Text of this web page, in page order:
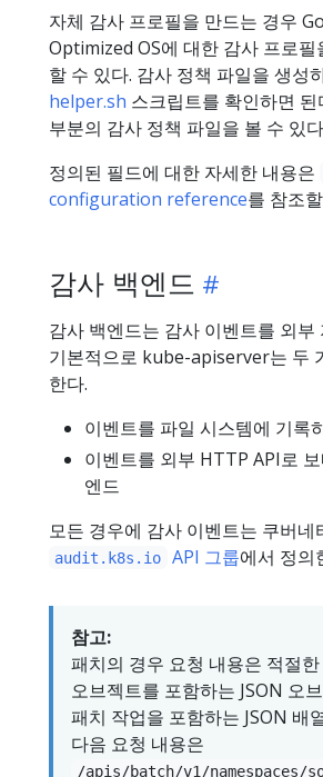
자체 감사 프로필을 만드는 경우
Optimized OS에 대한 감사 프로필
할 수 있다. 감사 정책 파일을 생성
helper.sh 스크립트를 확인하면 된
부분의 감사 정책 파일을 볼 수 있
정의된 필드에 대한 자세한 내용은
configuration reference를 참조
감사 백엔드
감사 백엔드는 감사 이벤트를 외부
기본적으로 kube-apiserver는 두
한다.
이벤트를 파일 시스템에 기록
이벤트를 외부 HTTP API로
엔드
모든 경우에 감사 이벤트는 쿠버네
audit.k8s.io API 그룹에서 정의
참고:
패치의 경우 요청 내용은 적절
오브젝트를 포함하는 JSON 오
패치 작업을 포함하는 JSON 배
다음 요청 내용은
/apis/batch/v1/namespaces/